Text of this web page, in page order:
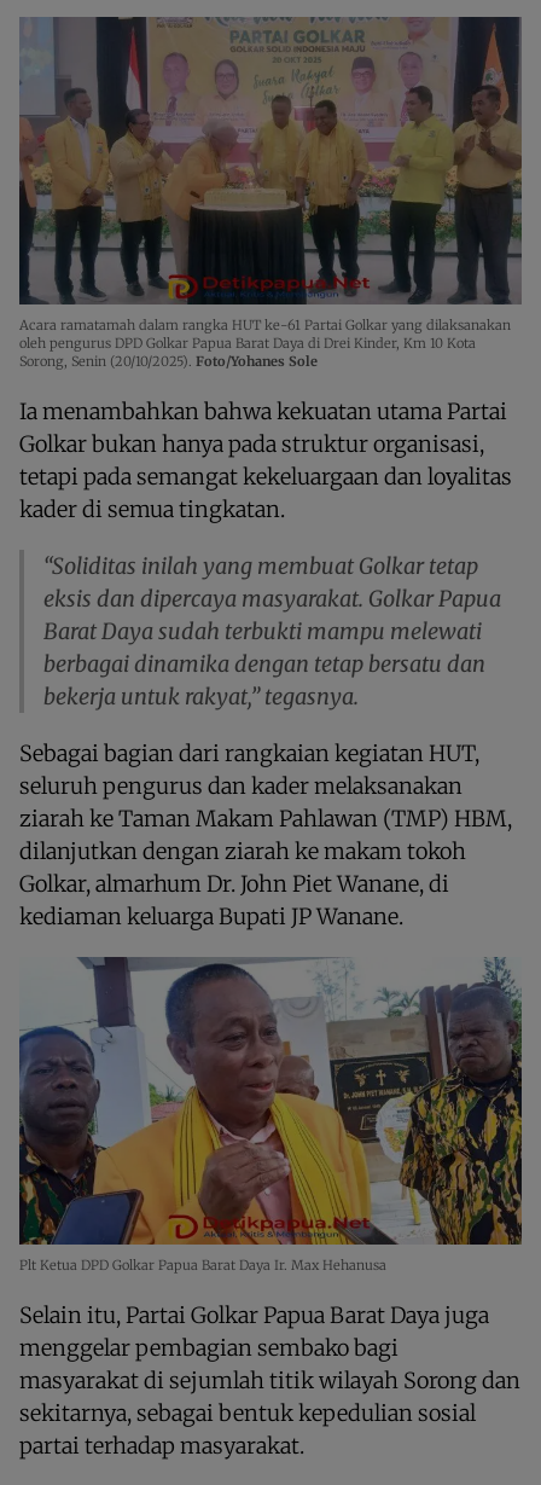
Acara ramatamah dalam rangka HUT ke-61 Partai Golkar yang dilaksanakan
oleh pengurus DPD Golkar Papua Barat Daya di Drei Kinder, Km 10 Kota
Sorong, Senin (20/10/2025). Foto/Yohanes Sole
Ia menambahkan bahwa kekuatan utama Partai
Golkar bukan hanya pada struktur organisasi,
tetapi pada semangat kekeluargaan dan loyalitas
kader di semua tingkatan.
“Soliditas inilah yang membuat Golkar tetap
eksis dan dipercaya masyarakat. Golkar Papua
Barat Daya sudah terbukti mampu melewati
berbagai dinamika dengan tetap bersatu dan
bekerja untuk rakyat,” tegasnya.
Sebagai bagian dari rangkaian kegiatan HUT,
seluruh pengurus dan kader melaksanakan
ziarah ke Taman Makam Pahlawan (TMP) HBM,
dilanjutkan dengan ziarah ke makam tokoh
Golkar, almarhum Dr. John Piet Wanane, di
kediaman keluarga Bupati JP Wanane.
Plt Ketua DPD Golkar Papua Barat Daya Ir. Max Hehanusa
Selain itu, Partai Golkar Papua Barat Daya juga
menggelar pembagian sembako bagi
masyarakat di sejumlah titik wilayah Sorong dan
sekitarnya, sebagai bentuk kepedulian sosial
partai terhadap masyarakat.